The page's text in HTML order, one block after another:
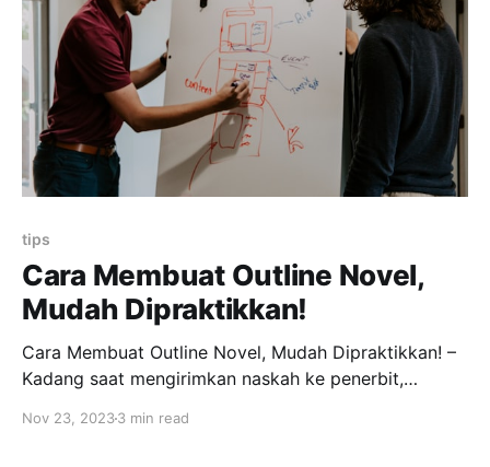
mereka akan bertanya-tanya, apa
tips
Cara Membuat Outline Novel,
Mudah Dipraktikkan!
Cara Membuat Outline Novel, Mudah Dipraktikkan! –
Kadang saat mengirimkan naskah ke penerbit,
untuk mendiskusikan isi cerita. Berikut ini cara
Nov 23, 20233 min read